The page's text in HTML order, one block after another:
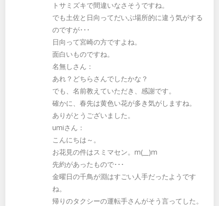
トサミズキで間違いなさそうですね。
でも土佐と日向ってだいぶ場所的に違う気がする
のですが･･･
日向って宮崎の方ですよね。
面白いものですね。
名無しさん：
あれ？どちらさんでしたかな？
でも、名前教えていただき、感謝です。
確かに、春先は黄色い花が多き気がしますね。
ありがとうございました。
umiさん：
こんにちは～。
お花見の件はスミマセン。m(__)m
先約があったもので･･･
金曜日の千鳥が淵はすごい人手だったようです
ね。
帰りのタクシーの運転手さんがそう言ってした。